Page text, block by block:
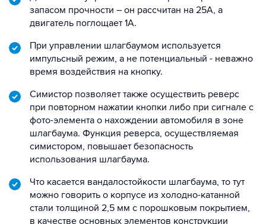
запасом прочности – он рассчитан на 25А, а
двигатель поглощает 1А.
При управлении шлагбаумом используется
импульсный режим, а не потенциальный - неважно
время воздействия на кнопку.
Симистор позволяет также осуществить реверс
при повторном нажатии кнопки либо при сигнале с
фото-элемента о нахождении автомобиля в зоне
шлагбаума. Функция реверса, осуществляемая
симистором, повышает безопасность
использования шлагбаума.
Что касается вандалостойкости шлагбаума, то тут
можно говорить о корпусе из холодно-катанной
стали толщиной 2,5 мм с порошковым покрытием,
в качестве основных элементов конструкции